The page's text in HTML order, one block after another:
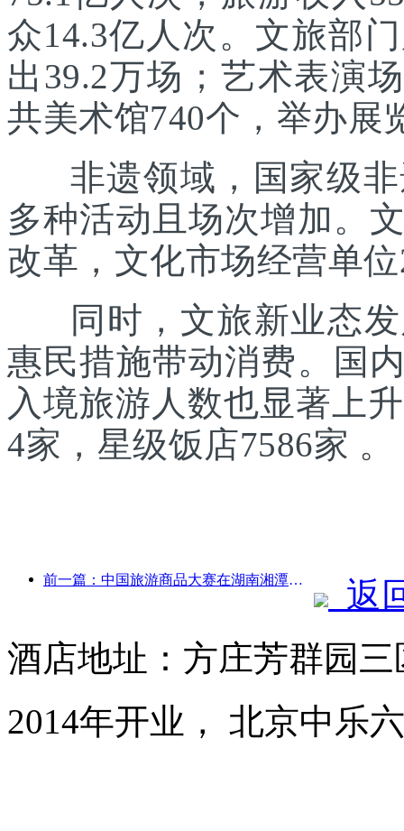
众14.3亿人次。文旅部
出39.2万场；艺术表演
共美术馆740个，举办展
非遗领域，国家级非
多种活动且场次增加。
改革，文化市场经营单
同时，文旅新业态发
惠民措施带动消费。国
入境旅游人数也显著上
4家，星级饭店7586家 。
前一篇：中国旅游商品大赛在湖南湘潭成功举办
返
酒店地址：方庄芳群园
2014年开业， 北京中